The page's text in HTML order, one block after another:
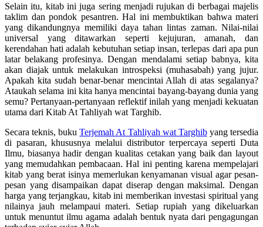
Selain itu, kitab ini juga sering menjadi rujukan di berbagai majelis
taklim dan pondok pesantren. Hal ini membuktikan bahwa materi
yang dikandungnya memiliki daya tahan lintas zaman. Nilai-nilai
universal yang ditawarkan seperti kejujuran, amanah, dan
kerendahan hati adalah kebutuhan setiap insan, terlepas dari apa pun
latar belakang profesinya. Dengan mendalami setiap babnya, kita
akan diajak untuk melakukan introspeksi (muhasabah) yang jujur.
Apakah kita sudah benar-benar mencintai Allah di atas segalanya?
Ataukah selama ini kita hanya mencintai bayang-bayang dunia yang
semu? Pertanyaan-pertanyaan reflektif inilah yang menjadi kekuatan
utama dari Kitab At Tahliyah wat Targhib.
Secara teknis, bukuTerjemah At Tahliyah wat Targhibyang tersedia
di pasaran, khususnya melalui distributor terpercaya seperti Duta
Ilmu, biasanya hadir dengan kualitas cetakan yang baik dan layout
yang memudahkan pembacaan. Hal ini penting karena mempelajari
kitab yang berat isinya memerlukan kenyamanan visual agar pesan-
pesan yang disampaikan dapat diserap dengan maksimal. Dengan
harga yang terjangkau, kitab ini memberikan investasi spiritual yang
nilainya jauh melampaui materi. Setiap rupiah yang dikeluarkan
untuk menuntut ilmu agama adalah bentuk nyata dari pengagungan